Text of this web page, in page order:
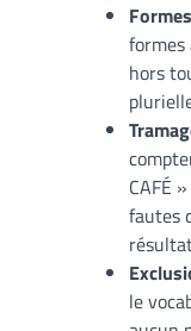
hors
CAFÉ
fautes
le